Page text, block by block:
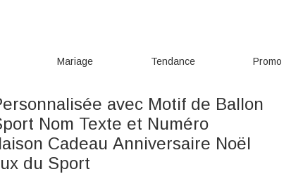
Mariage Tendance Promo
avec Motif de Ballon
Nom Texte et Numéro
Cadeau Anniversaire Noël
du Sport